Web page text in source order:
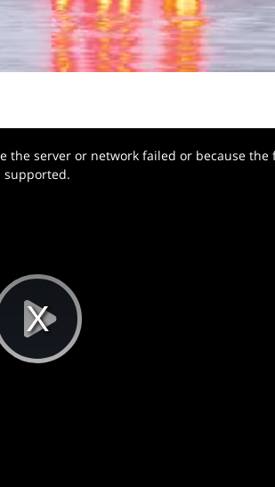
Play
the server or network failed or because the
supported.